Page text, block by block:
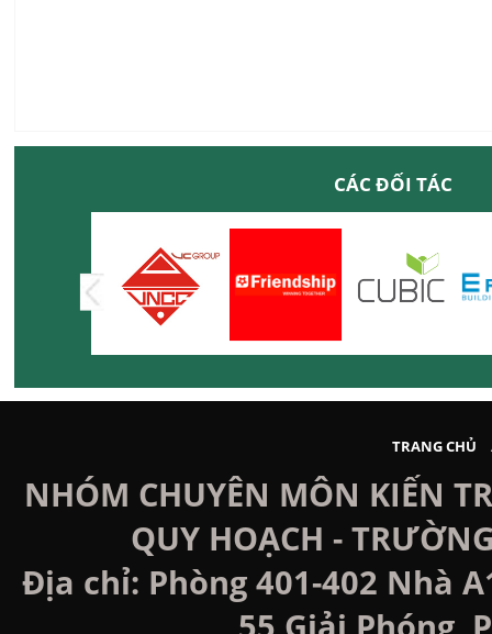
CÁC ĐỐI TÁC
TRANG CHỦ
NHÓM CHUYÊN MÔN KIẾN
QUY HOẠCH -
Địa chỉ: Phòng 401-402 Nhà